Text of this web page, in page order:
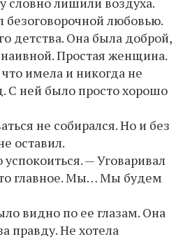
любовью.
детства. Она была доброй,
Простая женщина.
имела и никогда не
С ней было просто хорошо
не собирался. Но и без
оставил.
— Уговаривал
главное. Мы… Мы будем
видно по ее глазам. Она
правду. Не хотела